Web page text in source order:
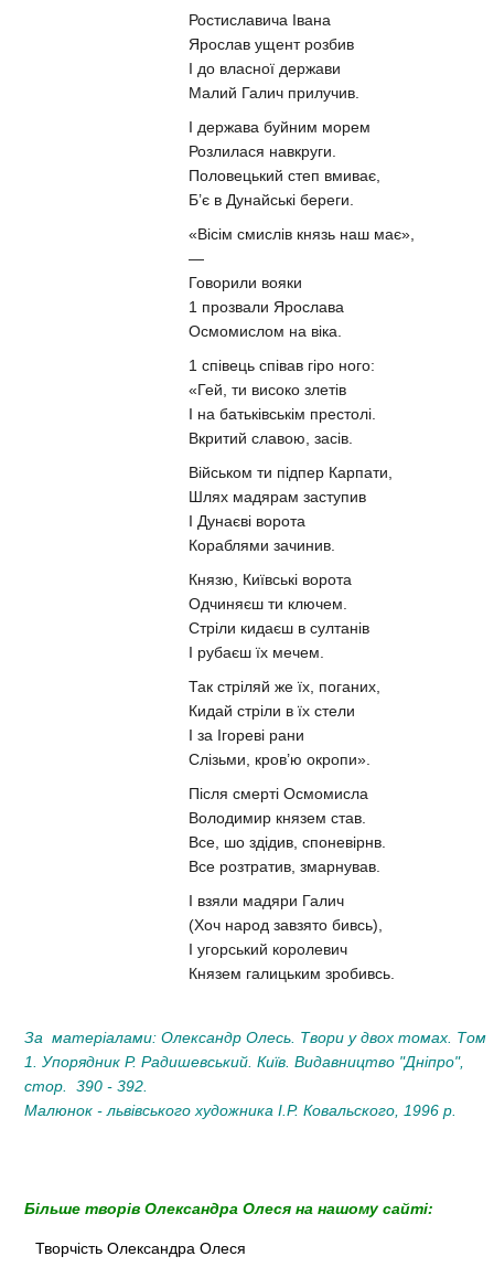
Ростиславича Івана
Ярослав ущент розбив
І до власної держави
Малий Галич прилучив.
І держава буйним морем
Розлилася навкруги.
Половецький степ вмиває,
Б’є в Дунайські береги.
«Вісім смислів князь наш має»,
—
Говорили вояки
1 прозвали Ярослава
Осмомислом на віка.
1 співець співав гіро ного:
«Гей, ти високо злетів
І на батьківськім престолі.
Вкритий славою, засів.
Військом ти підпер Карпати,
Шлях мадярам заступив
І Дунаєві ворота
Кораблями зачинив.
Князю, Київські ворота
Одчиняєш ти ключем.
Стріли кидаєш в султанів
І рубаєш їх мечем.
Так стріляй же їх, поганих,
Кидай стріли в їх стели
І за Ігореві рани
Слізьми, кров’ю окропи».
Після смерті Осмомисла
Володимир князем став.
Все, шо здідив, споневірнв.
Все розтратив, змарнував.
І взяли мадяри Галич
(Хоч народ завзято бивсь),
І угорський королевич
Князем галицьким зробивсь.
За матеріалами: Олександр Олесь. Твори у двох томах. Том
1. Упорядник Р. Радишевський. Київ. Видавництво "Дніпро",
стор. 390 - 392.
Малюнок - львівського художника І.Р. Ковальского, 1996 р.
Більше творів Олександра Олеся на нашому сайті:
Творчість Олександра Олеся